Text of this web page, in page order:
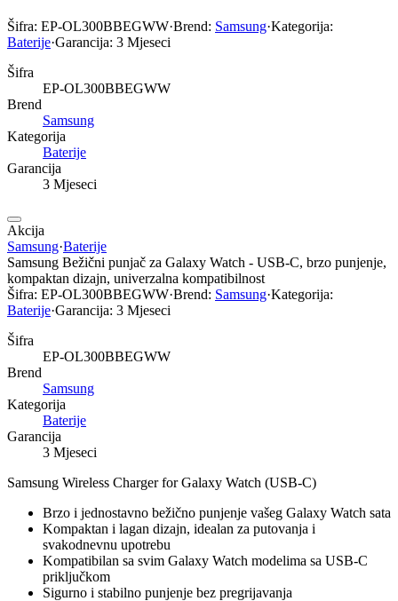
Šifra: EP-OL300BBEGWW·Brend: Samsung·Kategorija:
Baterije·Garancija: 3 Mjeseci
Šifra
EP-OL300BBEGWW
Brend
Samsung
Kategorija
Baterije
Garancija
3 Mjeseci
Akcija
Samsung·Baterije
Samsung Bežični punjač za Galaxy Watch - USB-C, brzo punjenje,
kompaktan dizajn, univerzalna kompatibilnost
Šifra: EP-OL300BBEGWW·Brend: Samsung·Kategorija:
Baterije·Garancija: 3 Mjeseci
Šifra
EP-OL300BBEGWW
Brend
Samsung
Kategorija
Baterije
Garancija
3 Mjeseci
Samsung Wireless Charger for Galaxy Watch (USB-C)
Brzo i jednostavno bežično punjenje vašeg Galaxy Watch sata
Kompaktan i lagan dizajn, idealan za putovanja i
svakodnevnu upotrebu
Kompatibilan sa svim Galaxy Watch modelima sa USB-C
priključkom
Sigurno i stabilno punjenje bez pregrijavanja